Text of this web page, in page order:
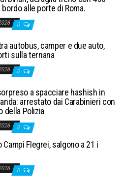
alle porte di Roma.
0
autobus, camper e due auto,
sulla ternana
0
a spacciare hashish in
arrestato dai Carabinieri con
della Polizia
0
Flegrei, salgono a 21 i
0